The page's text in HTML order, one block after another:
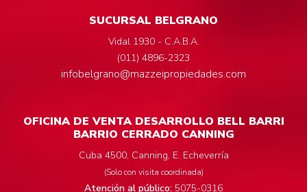
SUCURSAL BELGRANO
Vidal 1930 - C.A.B.A.
(011) 4896-2323
infobelgrano@mazzeipropiedades.com
OFICINA DE VENTA DESARROLLO BELL BARRI
BARRIO CERRADO CANNING
Cuba 4500, Canning, E. Echeverría
(Solo con visita coordinada)
Atención al público: 5075-0316